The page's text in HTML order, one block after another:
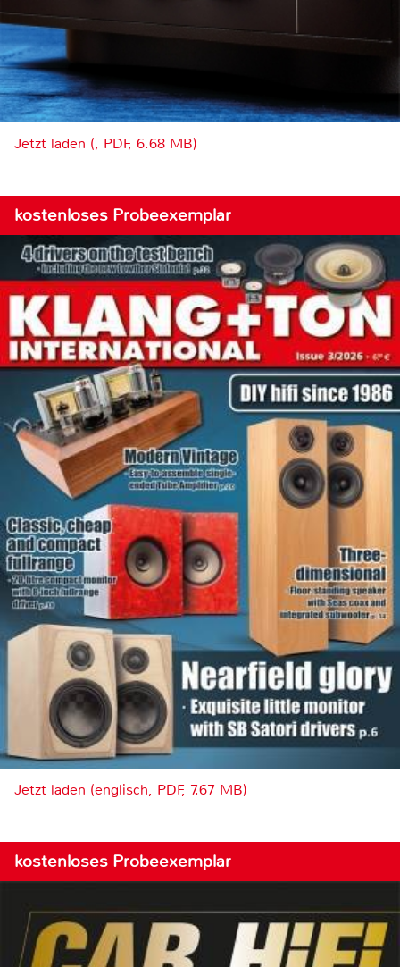
Jetzt laden (, PDF, 6.68 MB)
kostenloses Probeexemplar
Jetzt laden (englisch, PDF, 7.67 MB)
kostenloses Probeexemplar